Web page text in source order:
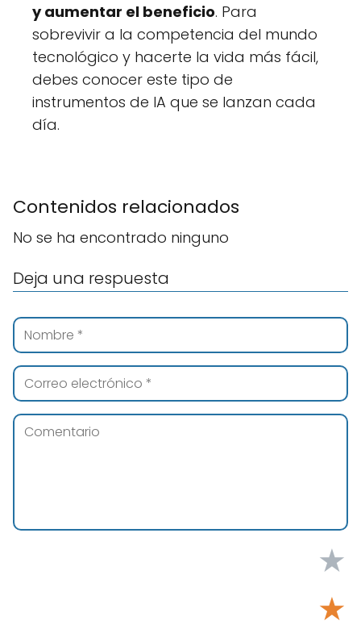
y aumentar el beneficio. Para
sobrevivir a la competencia del mundo
tecnológico y hacerte la vida más fácil,
debes conocer este tipo de
instrumentos de IA que se lanzan cada
día.
Contenidos relacionados
No se ha encontrado ninguno
Deja una respuesta
★
★